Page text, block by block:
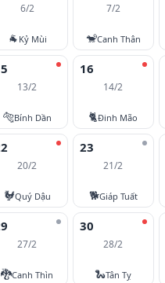
6/2
🐐 Kỷ Mùi
7/2
🐒Canh Thân
13/2
🐅Bính Dần
16
14/2
🐈Đinh Mão
20/2
🐓Quý Dậu
23
21/2
🐕Giáp Tuất
27/2
🐉Canh Thìn
30
28/2
🐍Tân Tỵ